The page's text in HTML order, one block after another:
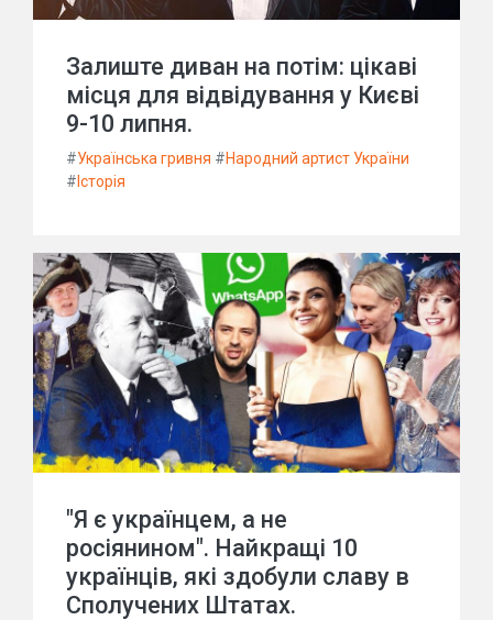
Залиште диван на потім: цікаві
місця для відвідування у Києві
9-10 липня.
#Українська гривня #Народний артист України
# Історія
"Я є українцем, а не
росіянином". Найкращі 10
українців, які здобули славу в
Сполучених Штатах.